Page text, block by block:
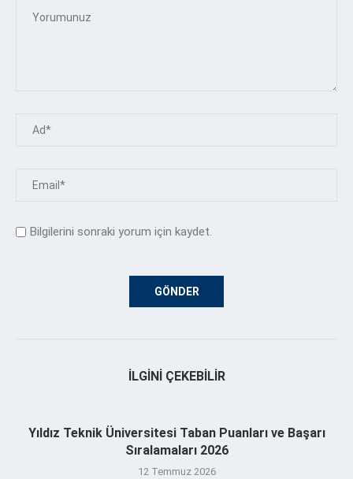
Bilgilerini sonraki yorum için kaydet.
İLGINI ÇEKEBILIR
Yıldız Teknik Üniversitesi Taban Puanları ve Başarı
Sıralamaları 2026
12 Temmuz 2026